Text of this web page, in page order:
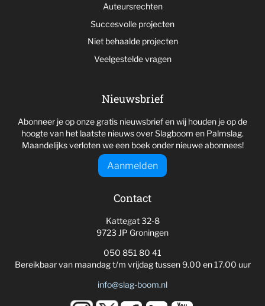
Auteursrechten
Succesvolle projecten
Niet behaalde projecten
Veelgestelde vragen
Nieuwsbrief
Abonneer je op onze gratis nieuwsbrief en wij houden je op de
hoogte van het laatste nieuws over Slagboom en Palmslag.
Maandelijks verloten we een boek onder nieuwe abonnees!
Aanmelden
Contact
Kattegat 32-8
9723 JP Groningen
050 851 80 41
Bereikbaar van maandag t/m vrijdag tussen 9.00 en 17.00 uur
info@slag-boom.nl